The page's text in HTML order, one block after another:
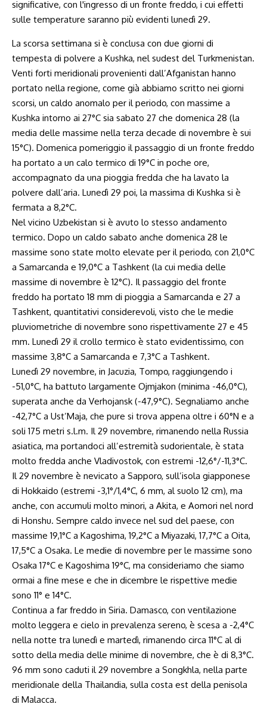
La scorsa settimana si è conclusa con due giorni di
tempesta di polvere a Kushka, nel sudest del Turkmenistan.
Venti forti meridionali provenienti dall’Afganistan hanno
portato nella regione, come già abbiamo scritto nei giorni
scorsi, un caldo anomalo per il periodo, con massime a
Kushka intorno ai 27°C sia sabato 27 che domenica 28 (la
media delle massime nella terza decade di novembre è sui
15°C). Domenica pomeriggio il passaggio di un fronte freddo
ha portato a un calo termico di 19°C in poche ore,
accompagnato da una pioggia fredda che ha lavato la
polvere dall’aria. Lunedì 29 poi, la massima di Kushka si è
fermata a 8,2°C.
Nel vicino Uzbekistan si è avuto lo stesso andamento
termico. Dopo un caldo sabato anche domenica 28 le
massime sono state molto elevate per il periodo, con 21,0°C
a Samarcanda e 19,0°C a Tashkent (la cui media delle
massime di novembre è 12°C). Il passaggio del fronte
freddo ha portato 18 mm di pioggia a Samarcanda e 27 a
Tashkent, quantitativi considerevoli, visto che le medie
pluviometriche di novembre sono rispettivamente 27 e 45
mm. Lunedì 29 il crollo termico è stato evidentissimo, con
massime 3,8°C a Samarcanda e 7,3°C a Tashkent.
Lunedì 29 novembre, in Jacuzia, Tompo, raggiungendo i
-51,0°C, ha battuto largamente Ojmjakon (minima -46,0°C),
superata anche da Verhojansk (-47,9°C). Segnaliamo anche
-42,7°C a Ust’Maja, che pure si trova appena oltre i 60°N e a
soli 175 metri s.l.m. Il 29 novembre, rimanendo nella Russia
asiatica, ma portandoci all’estremità sudorientale, è stata
molto fredda anche Vladivostok, con estremi -12,6°/-11,3°C.
Il 29 novembre è nevicato a Sapporo, sull’isola giapponese
di Hokkaido (estremi -3,1°/1,4°C, 6 mm, al suolo 12 cm), ma
anche, con accumuli molto minori, a Akita, e Aomori nel nord
di Honshu. Sempre caldo invece nel sud del paese, con
massime 19,1°C a Kagoshima, 19,2°C a Miyazaki, 17,7°C a Oita,
17,5°C a Osaka. Le medie di novembre per le massime sono
Osaka 17°C e Kagoshima 19°C, ma consideriamo che siamo
ormai a fine mese e che in dicembre le rispettive medie
sono 11° e 14°C.
Continua a far freddo in Siria. Damasco, con ventilazione
molto leggera e cielo in prevalenza sereno, è scesa a -2,4°C
nella notte tra lunedì e martedì, rimanendo circa 11°C al di
sotto della media delle minime di novembre, che è di 8,3°C.
96 mm sono caduti il 29 novembre a Songkhla, nella parte
meridionale della Thailandia, sulla costa est della penisola
di Malacca.